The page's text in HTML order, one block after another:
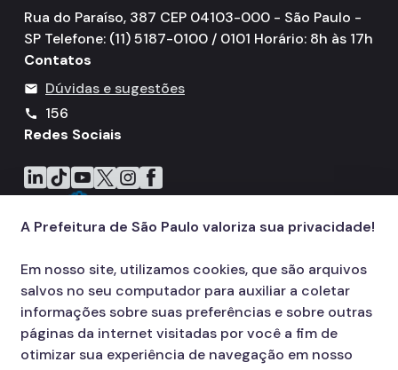
Rua do Paraíso, 387 CEP 04103-000 - São Paulo -
SP Telefone: (11) 5187-0100 / 0101 Horário: 8h às 17h
Contatos
mail Dúvidas e sugestões
call
156
Redes Sociais
Icone do LinkedIn
Icone do TikTok
Icone do YouTube
Icone do X
Icone do Instagram
Icone do Facebook
A Prefeitura de São Paulo valoriza sua privacidade!
Em nosso site, utilizamos cookies, que são arquivos
salvos no seu computador para auxiliar a coletar
informações sobre suas preferências e sobre outras
páginas da internet visitadas por você a fim de
otimizar sua experiência de navegação em nosso